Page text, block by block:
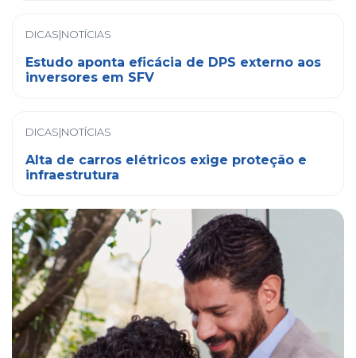
DICAS|NOTÍCIAS
Estudo aponta eficácia de DPS externo aos
inversores em SFV
DICAS|NOTÍCIAS
Alta de carros elétricos exige proteção e
infraestrutura